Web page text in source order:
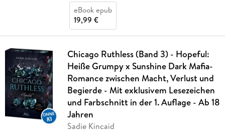
eBook epub
19,99 €
Chicago Ruthless (Band 3) - Hopeful:
Heiße Grumpy x Sunshine Dark Mafia-
Romance zwischen Macht, Verlust und
Begierde - Mit exklusivem Lesezeichen
und Farbschnitt in der 1. Auflage - Ab 18
Jahren
Sadie Kincaid